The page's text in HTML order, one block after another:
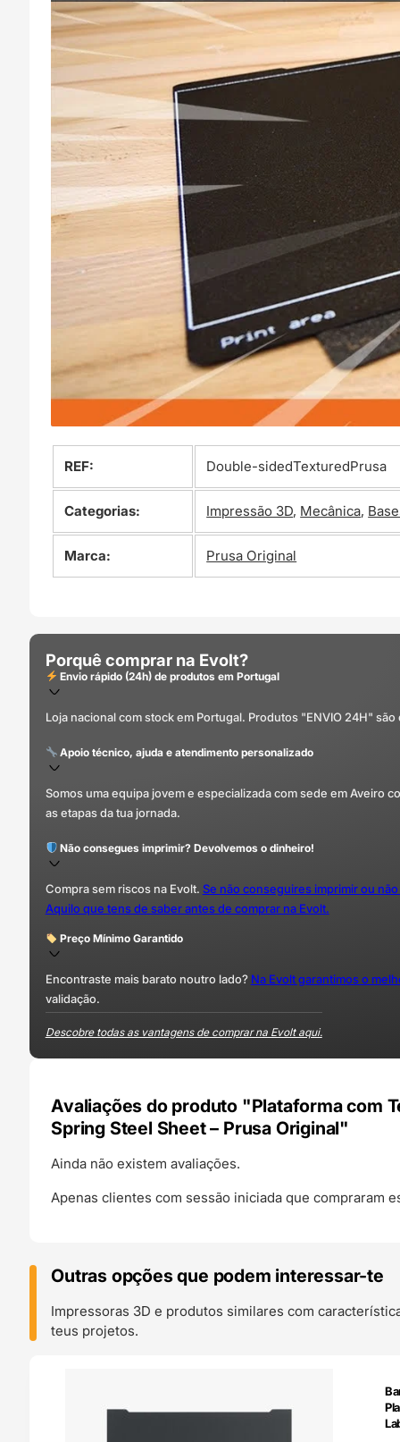
REF: Double-sidedTexturedPrusa
Categorias: Impressão 3D, Mecânica,
Marca: Prusa Original
Porquê comprar na Evolt?
Envio rápido (24h) de produtos em Portugal
Loja nacional com stock em Portugal. Produtos "ENVIO 24H"
Apoio técnico, ajuda e atendimento personalizado
Somos uma equipa jovem e especializada com sede em Aveiro
as etapas da tua jornada.
Não consegues imprimir? Devolvemos o dinheiro!
Compra sem riscos na Evolt. Se não conseguires imprimir ou
Aquilo que tens de saber antes de comprar na Evolt.
Preço Mínimo Garantido
Encontraste mais barato noutro lado? Na Evolt garantimos o
validação.
Descobre todas as vantagens de comprar na Evolt aqui.
Avaliações do produto "Plataforma com
Spring Steel Sheet – Prusa Original"
Ainda não existem avaliações.
Apenas clientes com sessão iniciada que compraram
Outras opções que podem interessar-te
Impressoras 3D e produtos similares com
teus projetos.